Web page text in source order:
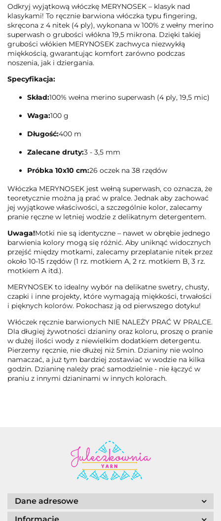
Odkryj wyjątkową włóczkę MERYNOSEK – klasyk nad
klasykami! To ręcznie barwiona włóczka typu fingering,
skręcona z 4 nitek (4 ply), wykonana w 100% z wełny merino
superwash o grubości włókna 19,5 mikrona. Dzięki takiej
grubości włókien MERYNOSEK zachwyca niezwykłą
miękkością, gwarantując komfort zarówno podczas
noszenia, jak i dziergania.
Specyfikacja:
Skład:100% wełna merino superwash (4 ply, 19,5 mic)
Waga:100 g
Długość:400 m
Zalecane druty:3 - 3,5 mm
Próbka 10x10 cm:26 oczek na 38 rzędów
Włóczka MERYNOSEK jest wełną superwash, co oznacza, że
teoretycznie można ją prać w pralce. Jednak aby zachować
jej wyjątkowe właściwości, a szczególnie kolor, zalecamy
pranie ręczne w letniej wodzie z delikatnym detergentem.
Uwaga!Motki nie są identyczne – nawet w obrębie jednego
barwienia kolory mogą się różnić. Aby uniknąć widocznych
przejść między motkami, zalecamy przeplatanie nitek przez
około 10-15 rzędów (1 rz. motkiem A, 2 rz. motkiem B, 3 rz.
motkiem A itd.).
MERYNOSEK to idealny wybór na delikatne swetry, chusty,
czapki i inne projekty, które wymagają miękkości, trwałości
i pięknych kolorów. Pokochasz ją od pierwszego dotyku!
Włóczek ręcznie barwionych NIE NALEŻY PRAĆ W PRALCE.
Dla długiej żywotności dzianiny oraz koloru, proszę o pranie
w dużej ilości wody z niewielkim dodatkiem detergentu.
Pierzemy ręcznie, nie dłużej niż 5min. Dzianiny nie wolno
namaczać, a już tym bardziej zostawiać w wodzie na kilka
godzin. Dzianinę należy prać samodzielnie - nie łączyć w
praniu z innymi dzianinami w innych kolorach.
Dane adresowe